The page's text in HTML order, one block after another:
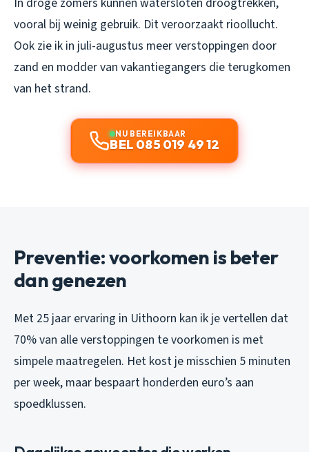
vooral bij weinig gebruik. Dit veroorzaakt rioollucht.
Ook zie ik in juli-augustus meer verstoppingen door
zand en modder van vakantiegangers die terugkomen
van het strand.
NU BEREIKBAAR
BEL 085 019 49 12
Preventie: voorkomen is beter
dan genezen
Met 25 jaar ervaring in Uithoorn kan ik je vertellen dat
70% van alle verstoppingen te voorkomen is met
simpele maatregelen. Het kost je misschien 5 minuten
per week, maar bespaart honderden euro’s aan
spoedklussen.